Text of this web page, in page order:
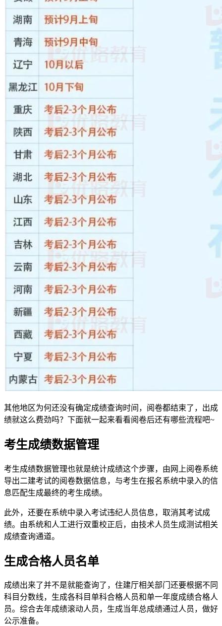
其他地区为何还没有确定成绩查询时间，阅卷都结束了，出成
绩就这么费劲吗？下面就一起来看看阅卷后还有哪些流程吧~
考生成绩数据管理
考生成绩数据管理也就是统计成绩这个步骤，由网上阅卷系统
导出二建考试的阅卷数据信息，与考生在报名系统中录入的信
息匹配生成最终的考生成绩。
此外，还要在系统中录入考试违纪人员信息，取消其考试成
绩。由系统和人工进行双重校正后，由技术人员生成测试相关
成绩查询通道。
生成合格人员名单
成绩出来了并不是就能查询了，住建厅相关部门还要根据不同
科目分数线，生成各科目单科合格人员和单一年度成绩合格人
员。综合去年成绩滚动人员，生成当年总成绩通过人员，做好
公示准备。